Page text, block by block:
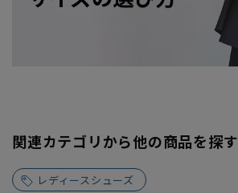
関連カテゴリから他の商品を探す
レディースシューズ